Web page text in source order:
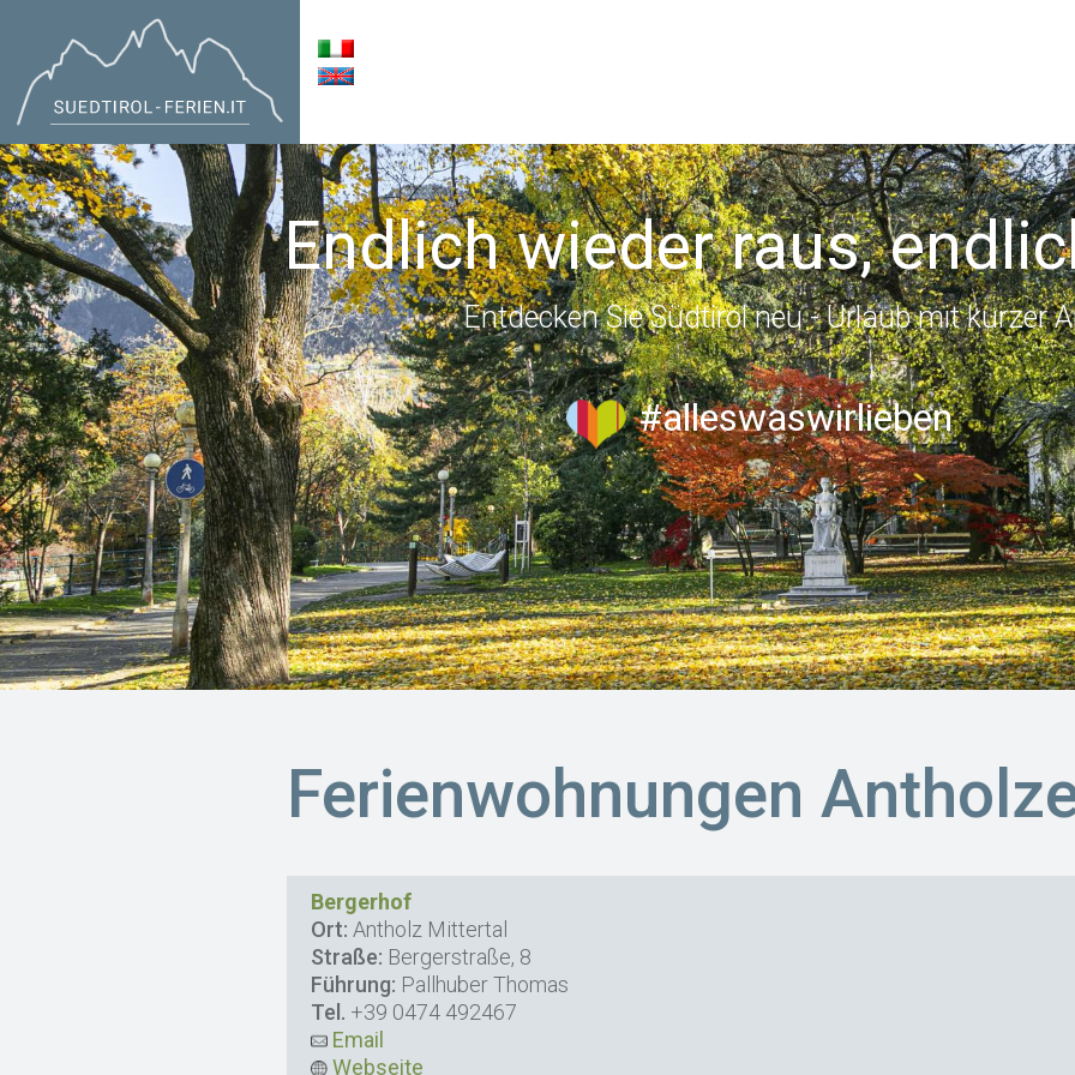
Endlich wieder raus,
Entdecken Sie Südtirol neu - Urlaub mit kurzer
#alleswaswirlieben
Ferienwohnungen
Bergerhof
Ort: Antholz Mittertal
Straße: Bergerstraße, 8
Führung: Pallhuber Thomas
Tel. +39 0474 492467
Email
Webseite